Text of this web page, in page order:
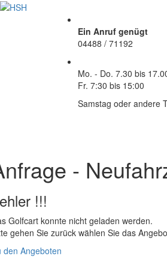
Ein Anruf genügt
04488 / 71192
Mo. - Do. 7.30 bis
Fr. 7:30 bis 15:00
Samstag oder andere
-
!!!
Golfcart konnte nicht geladen werden.
gehen Sie zurück wählen Sie das
den Angeboten